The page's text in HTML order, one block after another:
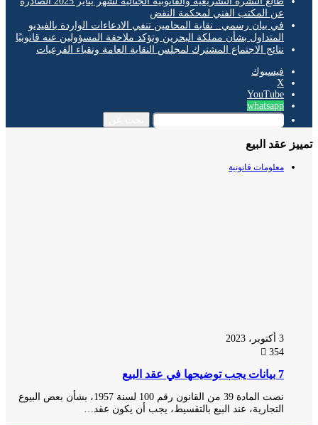
عن المكتب الفني لمحكمة النقض
في بيان رسمي.. نقابة المحامين تنفي الادعاءات الواردة بالفيديو
المتداول بشأن مملكة البحرين وتؤكد ملاحقة المسؤولين عنه قانونيًا
نتائج الاجتماع المشترك لمجلس النقابة العامة ونقباء الفرعيات
فيسبوك
‫YouTube
whatsapp
عقد البيع
معلومات قانونية
نصت المادة 39 من القانون رقم 100 لسنة 1957، بشأن بعض البيوع
التجارية، عند البيع بالتقسيط، يجب أن يكون عقد…